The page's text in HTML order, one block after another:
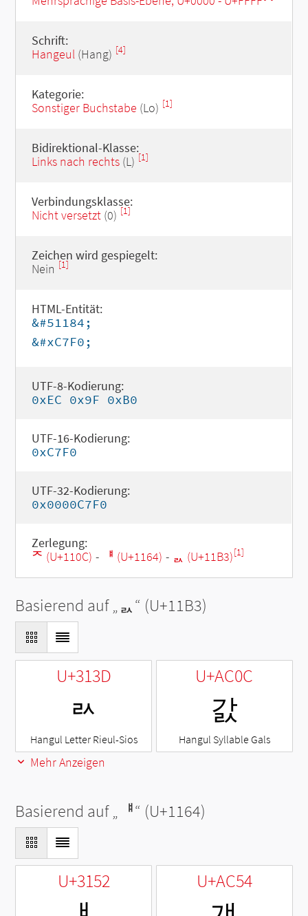
Schrift:
Hangeul(Hang) [4]
Kategorie:
Sonstiger Buchstabe (Lo) [1]
Bidirektional-Klasse:
Links nach rechts(L) [1]
Verbindungsklasse:
Nicht versetzt(0) [1]
Zeichen wird gespiegelt:
Nein [1]
HTML-Entität:
&#51184;
&#xC7F0;
UTF-8-Kodierung:
0xEC 0x9F 0xB0
UTF-16-Kodierung:
0xC7F0
UTF-32-Kodierung:
0x0000C7F0
Zerlegung:
ᄌ (U+110C) - ᅤ (U+1164) - ᆳ (U+11B3)[1]
Basierend auf „ᆳ“ (U+11B3)
U+313D
ㄽ
Hangul Letter Rieul-Sios
U+AC0C
갌
Hangul Syllable Gals
Mehr Anzeigen
Basierend auf „ ᅤ“ (U+1164)
U+3152 U+AC54